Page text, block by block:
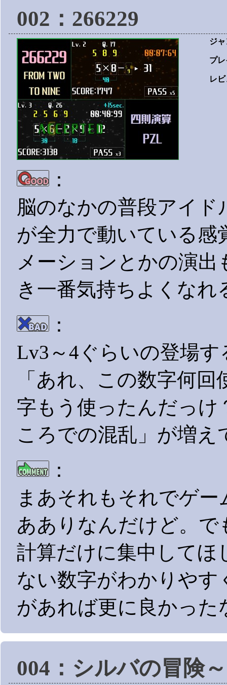
002：266229
ジ
プ
レ
：
脳のなかの普段アイ
が全力で動いている感
メーションとかの演
き一番気持ちよくなれ
：
Lv3～4ぐらいの登場
「あれ、この数字何
字もう使ったんだっけ
ころでの混乱」が増え
：
まあそれもそれでゲ
あありなんだけど。
計算だけに集中してほ
ない数字がわかりや
があれば更に良かった
004：シルバの冒険